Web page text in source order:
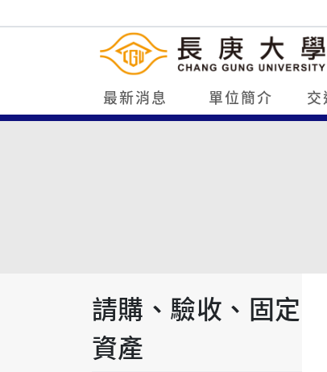
最新消息 單位簡介 交
請購、驗收、固定
資產